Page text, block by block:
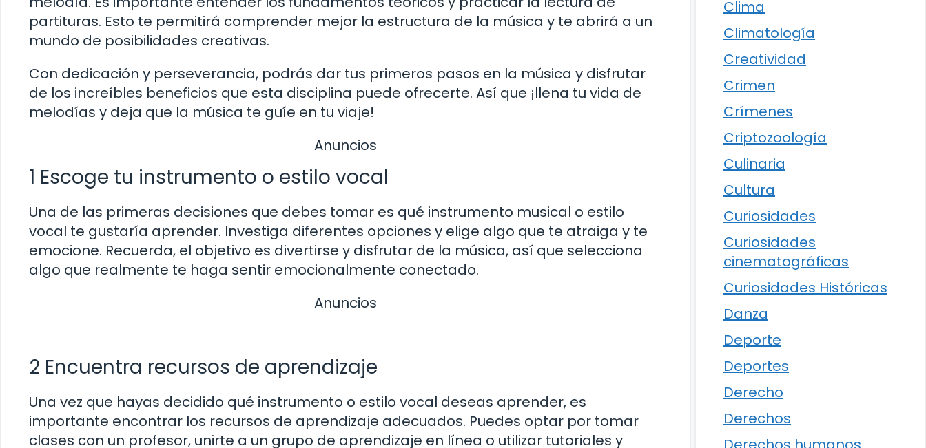
partituras. Esto te permitirá comprender mejor la estructura de la música y te abrirá a un
mundo de posibilidades creativas.
Con dedicación y perseverancia, podrás dar tus primeros pasos en la música y disfrutar
de los increíbles beneficios que esta disciplina puede ofrecerte. Así que ¡llena tu vida de
melodías y deja que la música te guíe en tu viaje!
Anuncios
1 Escoge tu instrumento o estilo vocal
Una de las primeras decisiones que debes tomar es qué instrumento musical o estilo
vocal te gustaría aprender. Investiga diferentes opciones y elige algo que te atraiga y te
emocione. Recuerda, el objetivo es divertirse y disfrutar de la música, así que selecciona
algo que realmente te haga sentir emocionalmente conectado.
Anuncios
2 Encuentra recursos de aprendizaje
Una vez que hayas decidido qué instrumento o estilo vocal deseas aprender, es
importante encontrar los recursos de aprendizaje adecuados. Puedes optar por tomar
clases con un profesor, unirte a un grupo de aprendizaje en línea o utilizar tutoriales y
Clima
Climatología
Creatividad
Crimen
Crímenes
Criptozoología
Culinaria
Cultura
Curiosidades
Curiosidades
cinematográficas
Curiosidades Históricas
Danza
Deporte
Deportes
Derecho
Derechos